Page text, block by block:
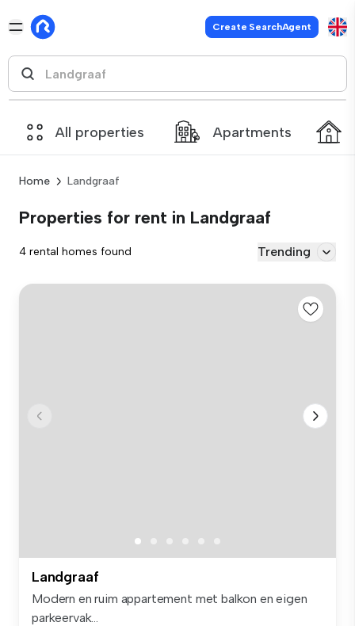
Create SearchAgent
All properties Apartments
Home Landgraaf
Properties for rent in Landgraaf
4 rental homes found Trending
Landgraaf
Modern en ruim appartement met balkon en eigen
parkeervak...